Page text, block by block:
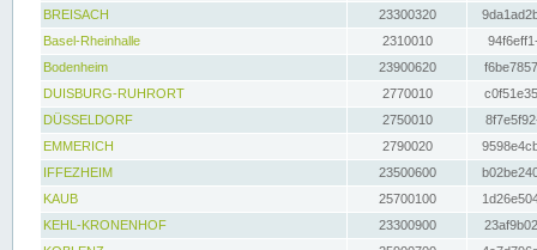
BREISACH
23300320
Basel-Rheinhalle
2310010
Bodenheim
23900620
DUISBURG-RUHRORT
2770010
DÜSSELDORF
2750010
EMMERICH
2790020
IFFEZHEIM
23500600
KAUB
25700100
KEHL-KRONENHOF
23300900